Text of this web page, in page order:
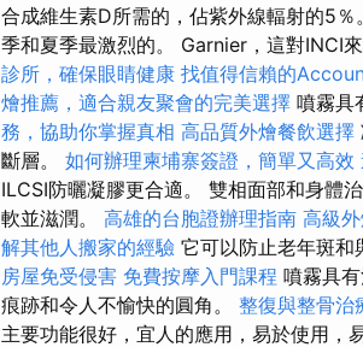
合成維生素D所需的，佔紫外線輻射的5
季和夏季最激烈的。 Garnier，這對INCI
診所，確保眼睛健康 找值得信賴的
燴推薦，適合親友聚會的完美選擇 噴霧具
務，協助你掌握真相 高品質外燴餐飲選擇
斷層。 如何辦理柬埔寨簽證，簡單又高效
ILCSI防曬凝膠更合適。 雙相面部和身體
軟並滋潤。 高雄的台胞證辦理指南 高級
解其他人搬家的經驗 它可以防止老年斑和
房屋免受侵害 免費按摩入門課程 噴霧具
痕跡和令人不愉快的圓角。 整復與整骨治
主要功能很好，宜人的應用，易於使用，